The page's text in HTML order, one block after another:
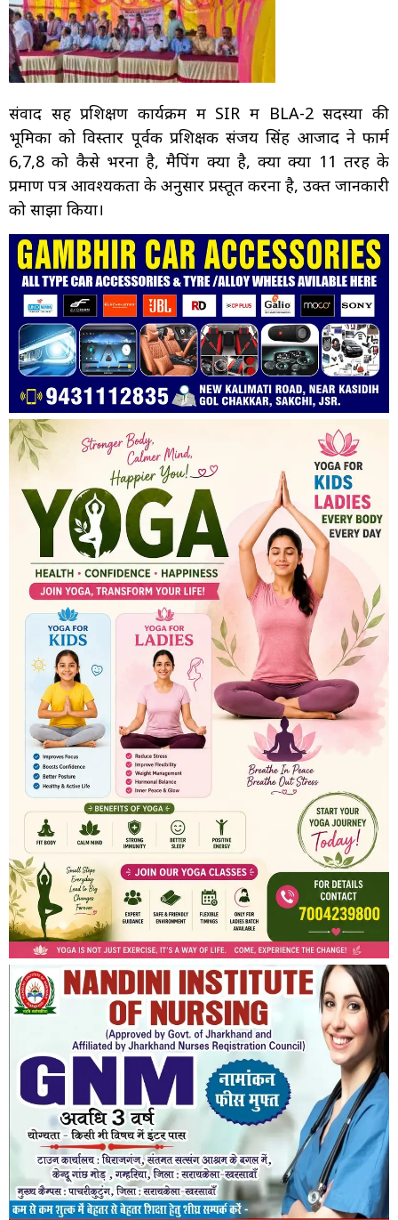
संवाद सह प्रशिक्षण कार्यक्रम में SIR में BLA-2 सदस्यों की
भूमिका को विस्तार पूर्वक प्रशिक्षक संजय सिंह आजाद ने फार्म
6,7,8 को कैसे भरना है, मैपिंग क्या है, क्या क्या 11 तरह के
प्रमाण पत्र आवश्यकता के अनुसार प्रस्तूत करना है, उक्त जानकारी
को साझा किया।